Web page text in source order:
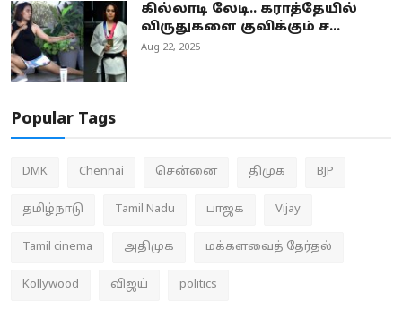
கில்லாடி லேடி.. கராத்தேயில்
விருதுகளை குவிக்கும் ச...
Aug 22, 2025
Popular Tags
DMK Chennai சென்னை திமுக BJP
தமிழ்நாடு Tamil Nadu பாஜக Vijay
Tamil cinema அதிமுக மக்களவைத் தேர்தல்
Kollywood விஜய் politics